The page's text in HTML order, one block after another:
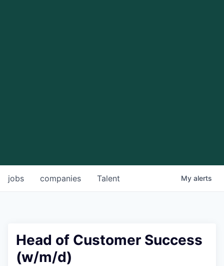
jobs companies Talent My alerts
Head of Customer Success
(w/m/d)